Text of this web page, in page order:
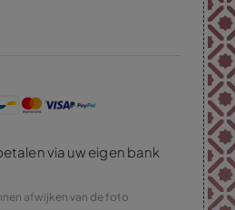
via uw eigen bank
afwijken van de foto